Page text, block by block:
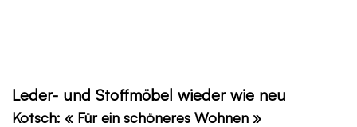
Leder- und Stoffmöbel wieder wie neu
Kotsch: « Für ein schöneres Wohnen »